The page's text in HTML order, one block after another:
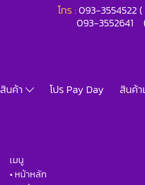
โทร : 093-3554522
093-3552641
สินค้า โปร Pay Day สินค้า
เมนู
• หน้าหลัก